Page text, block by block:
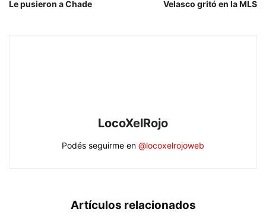
Le pusieron a Chade Velasco gritó en la MLS
LocoXelRojo
Podés seguirme en @locoxelrojoweb
Artículos relacionados